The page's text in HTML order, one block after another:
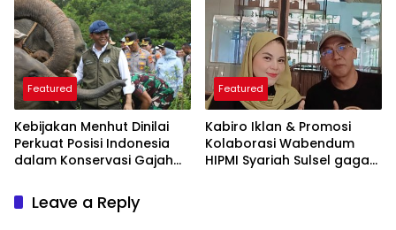
Featured
Kebijakan Menhut Dinilai
Perkuat Posisi Indonesia
dalam Konservasi Gajah
Featured
Kabiro Iklan & Promosi
Kolaborasi Wabendum
HIPMI Syariah Sulsel gagas
Leave a Reply